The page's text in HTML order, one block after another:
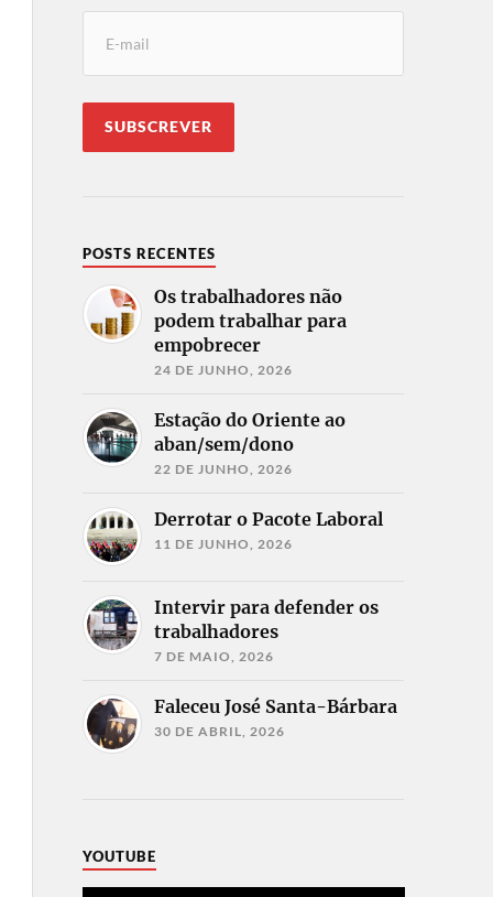
POSTS RECENTES
Os trabalhadores não
podem trabalhar para
empobrecer
24 DE JUNHO, 2026
Estação do Oriente ao
aban/sem/dono
22 DE JUNHO, 2026
Derrotar o Pacote Laboral
11 DE JUNHO, 2026
Intervir para defender os
trabalhadores
7 DE MAIO, 2026
Faleceu José Santa-Bárbara
30 DE ABRIL, 2026
YOUTUBE